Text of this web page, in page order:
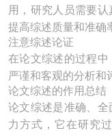
用，研究人员需要认
提高综述质量和准确
注意综述论证
在论文综述的过程中
严谨和客观的分析和
论文综述的作用总结
论文综述是准确、
力方式，它在研究